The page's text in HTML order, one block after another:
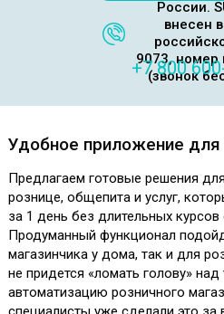
России.
внесен
9073, номер
(звонок
+7 800
Удобное приложение для
Предлагаем готовые решения
рознице, общепита и услуг,
за 1 день без длительных
Продуманный функционал
магазинчика у дома, так и для
не придется «ломать голову» над
автоматизацию розничного